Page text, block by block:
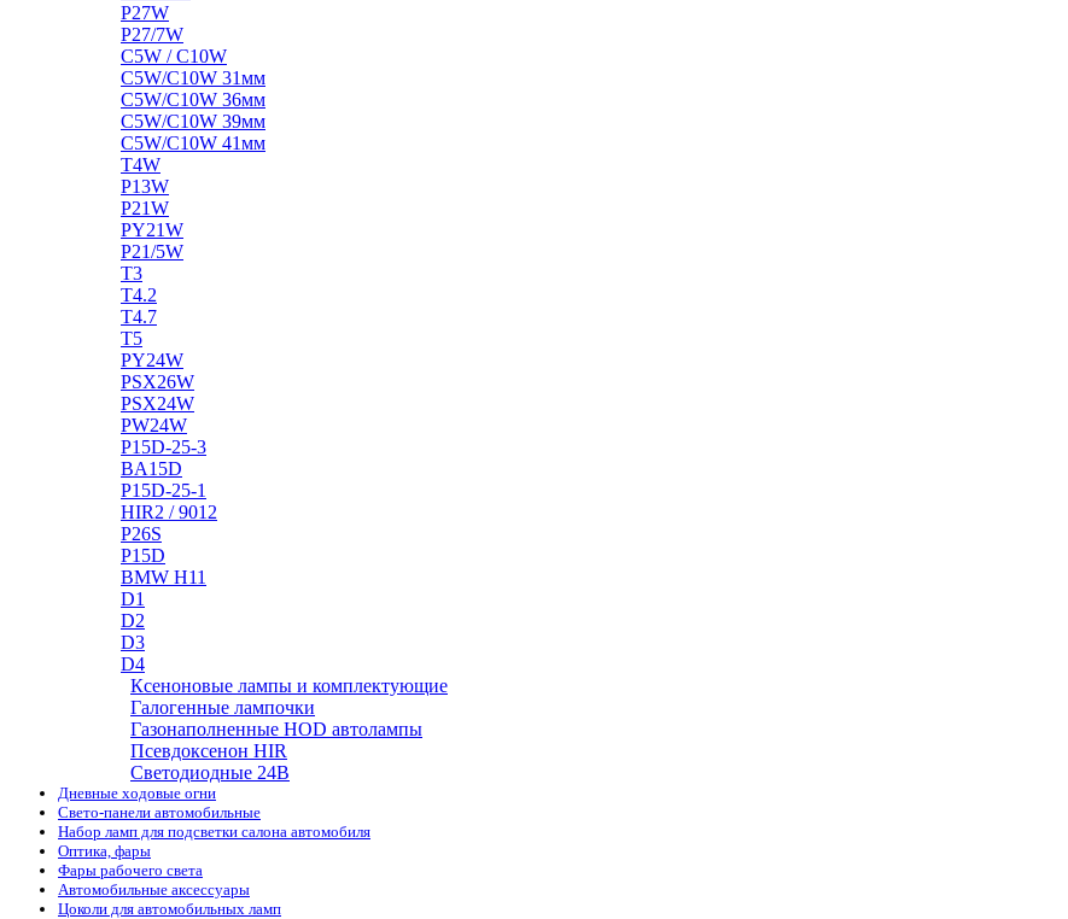
P27W
P27/7W
C5W / C10W
C5W/C10W 31мм
C5W/C10W 36мм
C5W/C10W 39мм
C5W/C10W 41мм
T4W
P13W
P21W
PY21W
P21/5W
T3
T4.2
T4.7
T5
PY24W
PSX26W
PSX24W
PW24W
P15D-25-3
BA15D
P15D-25-1
HIR2 / 9012
P26S
P15D
BMW H11
D1
D2
D3
D4
Ксеноновые лампы и комплектующие
Галогенные лампочки
Газонаполненные HOD автолампы
Псевдоксенон HIR
Cветодиодные 24B
Дневные ходовые огни
Свето-панели автомобильные
Набор ламп для подсветки салона автомобиля
Оптика, фары
Фары рабочего света
Автомобильные аксессуары
Цоколи для автомобильных ламп